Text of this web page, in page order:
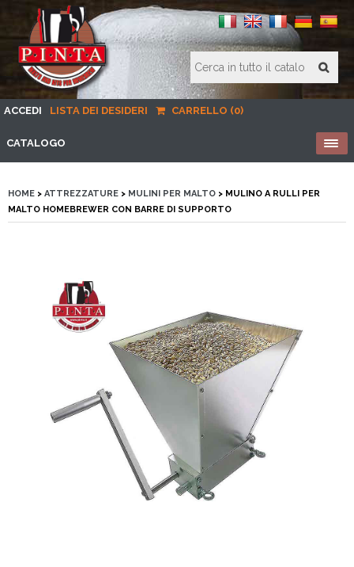
ACCEDI LISTA DEI DESIDERI CARRELLO (0)
CATALOGO
HOME > ATTREZZATURE > MULINI PER MALTO > MULINO A RULLI PER
MALTO HOMEBREWER CON BARRE DI SUPPORTO